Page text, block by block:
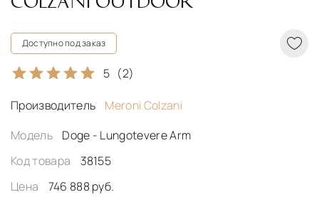
Доступно под заказ
5 (2)
Производитель
Meroni Colzani
Модель
Doge - Lungotevere Arm
Код товара
38155
Цена
746 888 руб.